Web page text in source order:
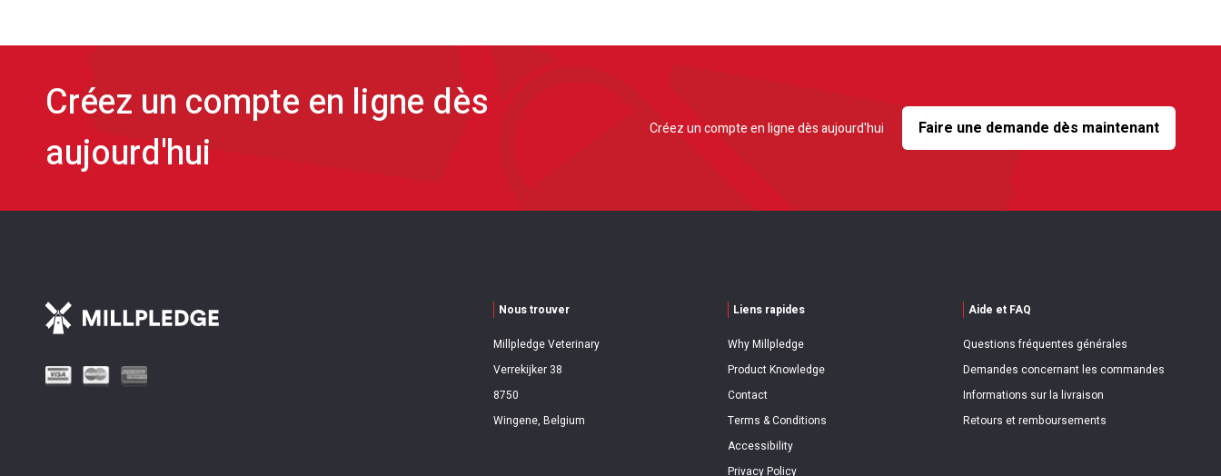
Créez un compte en ligne dès
aujourd'hui
Créez un compte en ligne dès aujourd'hui Faire une demande dès maintenant
Nous trouver
Millpledge Veterinary
Verrekijker 38
8750
Wingene, Belgium
Liens rapides
Why Millpledge
Product Knowledge
Contact
Terms & Conditions
Accessibility
Privacy Policy
Aide et FAQ
Questions fréquentes générales
Demandes concernant les commandes
Informations sur la livraison
Retours et remboursements